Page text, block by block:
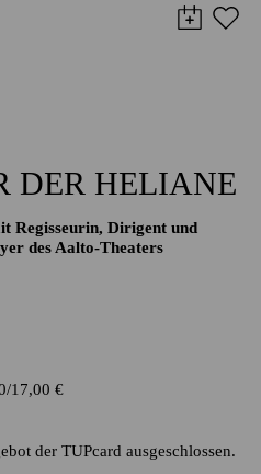
DER HELIANE
Regisseurin, Dirigent und
des Aalto-Theaters
17,00 €
der TUPcard ausgeschlossen.